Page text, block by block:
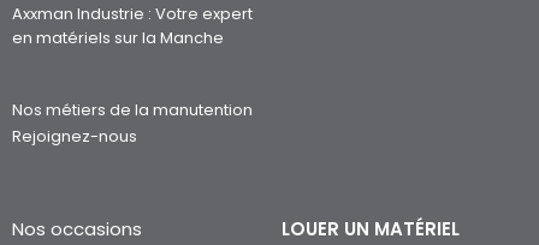
Axxman Industrie : Votre expert
en matériels sur la Manche
Nos métiers de la manutention
Rejoignez-nous
Nos occasions LOUER UN MATÉRIEL